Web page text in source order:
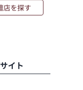
店を探す
イト